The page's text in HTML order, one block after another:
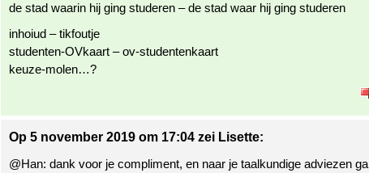
de stad waarin hij ging studeren – de stad waar hij ging studeren
inhoiud – tikfoutje
studenten-OVkaart – ov-studentenkaart
keuze-molen…?
Op 5 november 2019 om 17:04 zei Lisette:
@Han: dank voor je compliment, en naar je taalkundige adviezen ga